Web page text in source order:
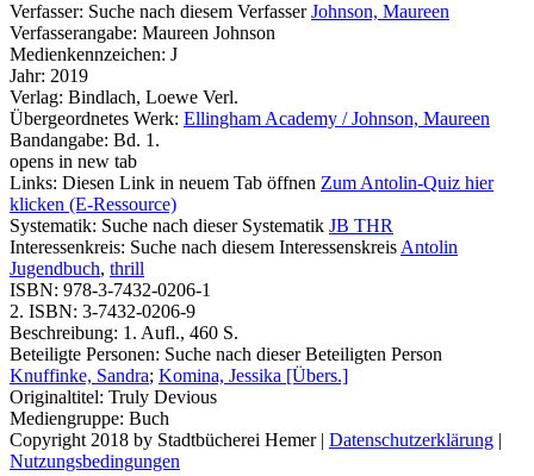
Verfasser: Suche nach diesem Verfasser Johnson, Maureen
Verfasserangabe: Maureen Johnson
Medienkennzeichen: J
Jahr: 2019
Verlag: Bindlach, Loewe Verl.
Übergeordnetes Werk: Ellingham Academy / Johnson, Maureen
Bandangabe: Bd. 1.
opens in new tab
Links: Diesen Link in neuem Tab öffnen Zum Antolin-Quiz hier
klicken (E-Ressource)
Systematik: Suche nach dieser Systematik JB THR
Interessenkreis: Suche nach diesem Interessenskreis Antolin
Jugendbuch, thrill
ISBN: 978-3-7432-0206-1
2. ISBN: 3-7432-0206-9
Beschreibung: 1. Aufl., 460 S.
Beteiligte Personen: Suche nach dieser Beteiligten Person
Knuffinke, Sandra; Komina, Jessika [Übers.]
Originaltitel: Truly Devious
Mediengruppe: Buch
Copyright 2018 by Stadtbücherei Hemer | Datenschutzerklärung |
Nutzungsbedingungen